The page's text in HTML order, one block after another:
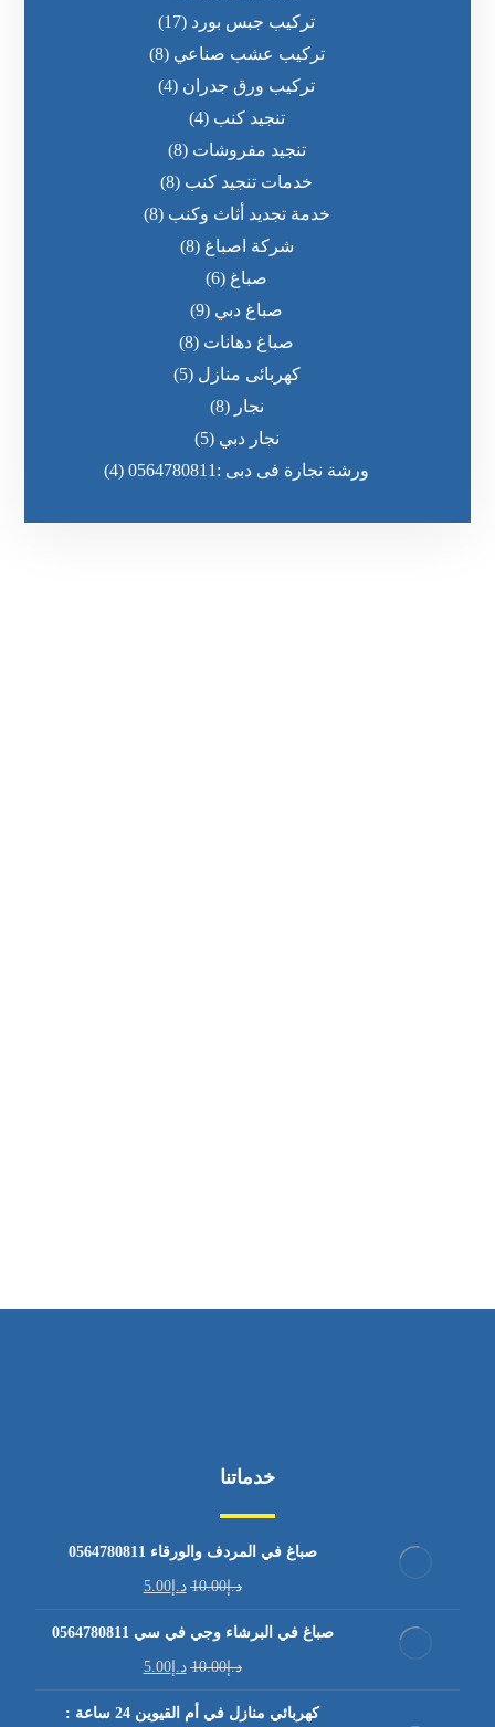
تركيب جبس بورد (17)
تركيب عشب صناعي (8)
تركيب ورق جدران (4)
تنجيد كنب (4)
تنجيد مفروشات (8)
خدمات تنجيد كنب (8)
خدمة تجديد أثاث وكنب (8)
شركة اصباغ (8)
صباغ (6)
صباغ دبي (9)
صباغ دهانات (8)
كهربائى منازل (5)
نجار (8)
نجار دبي (5)
ورشة نجارة فى دبى :0564780811
(4)
خدماتنا
صباغ في المردف والورقاء 0564780811
د.إ10.00 د.إ5.00
صباغ في البرشاء وجي في سي 0564780811
د.إ10.00 د.إ5.00
كهربائي منازل في أم القيوين 24 ساعة :